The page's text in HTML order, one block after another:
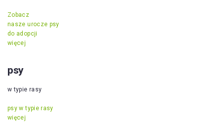
Zobacz
nasze urocze psy
do adopcji
więcej
psy
w typie rasy
psy w typie rasy
więcej